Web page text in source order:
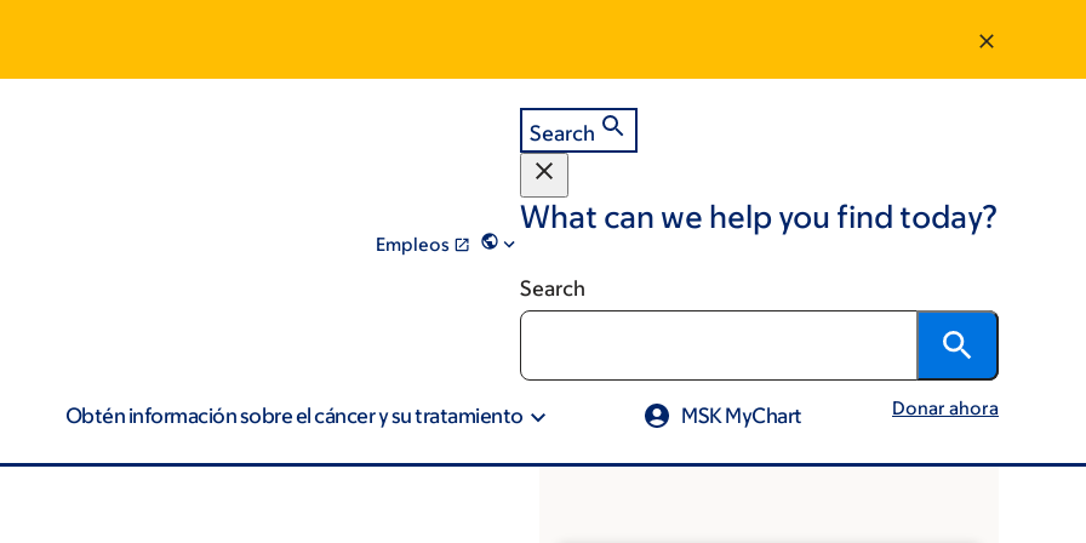
Empleos
Search
What can we help you find today?
Search
Obtén información sobre el cáncer y su tratamiento MSK MyChart Donar ahora